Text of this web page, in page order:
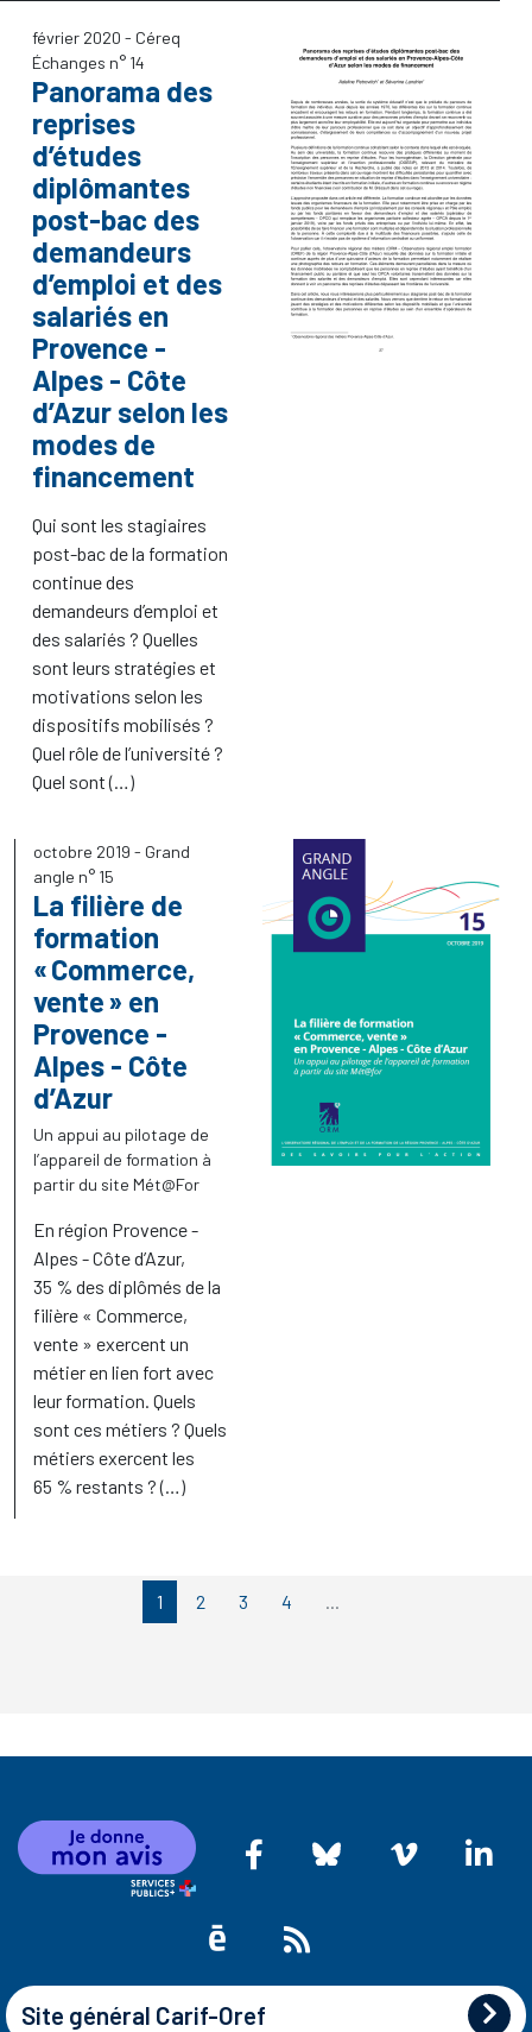
février 2020 - Céreq
Échanges n° 14
Panorama des
reprises
d’études
diplômantes
post-bac des
demandeurs
d’emploi et des
salariés en
Provence -
Alpes - Côte
d’Azur selon les
modes de
financement
Qui sont les stagiaires
post-bac de la formation
continue des
demandeurs d’emploi et
des salariés ? Quelles
sont leurs stratégies et
motivations selon les
dispositifs mobilisés ?
Quel rôle de l’université ?
Quel sont (…)
octobre 2019 - Grand
angle n° 15
La filière de
formation
«Commerce,
vente» en
Provence -
Alpes - Côte
d’Azur
Un appui au pilotage de
l’appareil de formation à
partir du site Mét@For
En région Provence -
Alpes - Côte d’Azur,
35 % des diplômés de la
filière « Commerce,
vente » exercent un
métier en lien fort avec
leur formation. Quels
sont ces métiers ? Quels
métiers exercent les
65 % restants ? (…)
1 2 3 4 ...
Site général Carif-Oref